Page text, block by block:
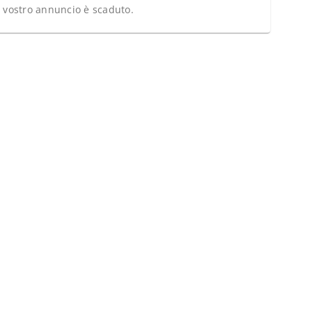
vostro annuncio è scaduto.